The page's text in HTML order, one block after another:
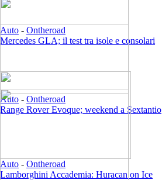
Auto - Ontheroad
Mercedes GLA; il test tra isole e consolari
Auto - Ontheroad
Range Rover Evoque; weekend a Sextantio
Auto - Ontheroad
Lamborghini Accademia: Huracan on Ice